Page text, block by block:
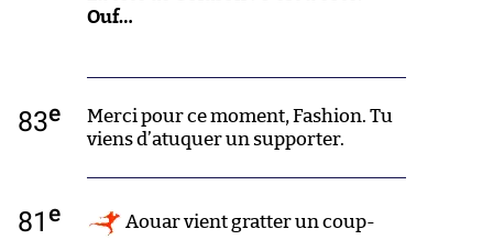
Ouf…
83e
Merci pour ce moment, Fashion. Tu
viens d’atuquer un supporter.
81 e
Aouar vient gratter un coup-